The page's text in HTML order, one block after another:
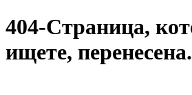
404-Страница,
ищете,